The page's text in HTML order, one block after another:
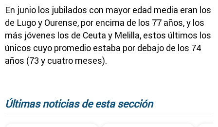
En junio los jubilados con mayor edad media eran los
de Lugo y Ourense, por encima de los 77 años, y los
más jóvenes los de Ceuta y Melilla, estos últimos los
únicos cuyo promedio estaba por debajo de los 74
años (73 y cuatro meses).
Últimas noticias de esta sección